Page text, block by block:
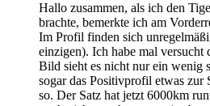
Hallo zusammen, als ich den
brachte, bemerkte ich am
Im Profil finden sich
einzigen). Ich habe mal versucht
Bild sieht es nicht nur ein wenig
sogar das Positivprofil etwas zur
so. Der Satz hat jetzt 6000km